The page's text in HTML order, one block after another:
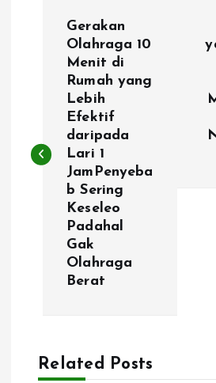
n
a
Gerakan
Olahraga 10
Menit di
Rumah yang
Lebih
Efektif
daripada
Lari 1
JamPenyeba
b Sering
Keseleo
Padahal
Gak
Olahraga
Berat
Related Posts